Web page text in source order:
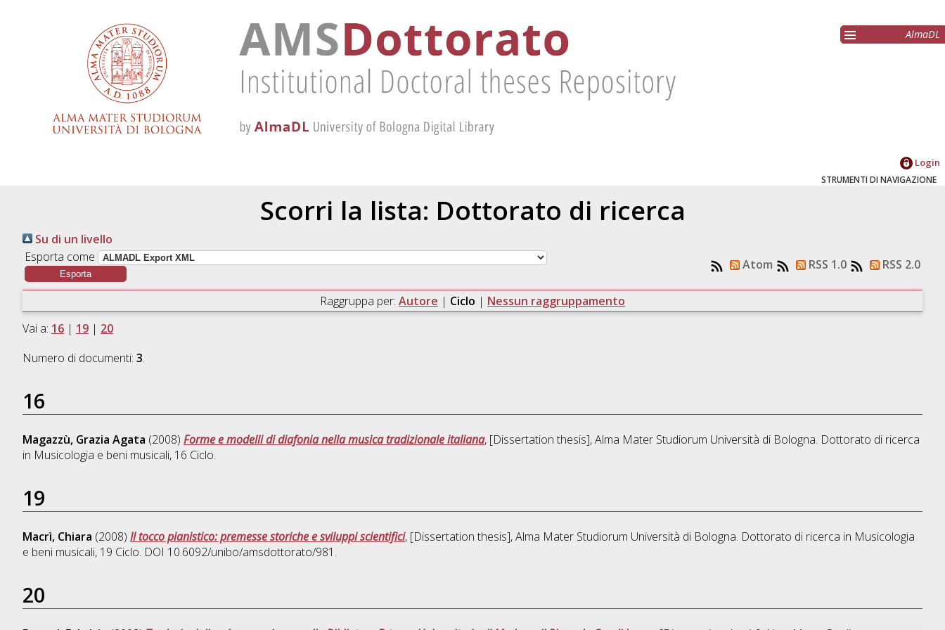
AlmaDL
Login
STRUMENTI DI NAVIGAZIONE
Scorri la lista: Dottorato di ricerca
Su di un livello
Esporta come
Atom RSS 1.0 RSS 2.0
Raggruppa per: Autore | Ciclo | Nessun raggruppamento
Vai a: 16| 19| 20
Numero di documenti: 3.
16
Magazzù, Grazia Agata (2008) Forme e modelli di diafonia nella musica tradizionale italiana, [Dissertation thesis], Alma Mater Studiorum Università di Bologna. Dottorato di ricerca
in Musicologia e beni musicali, 16 Ciclo.
19
Macrì, Chiara (2008) Il tocco pianistico: premesse storiche e sviluppi scientifici, [Dissertation thesis], Alma Mater Studiorum Università di Bologna. Dottorato di ricerca in Musicologia
e beni musicali, 19 Ciclo. DOI 10.6092/unibo/amsdottorato/981.
20